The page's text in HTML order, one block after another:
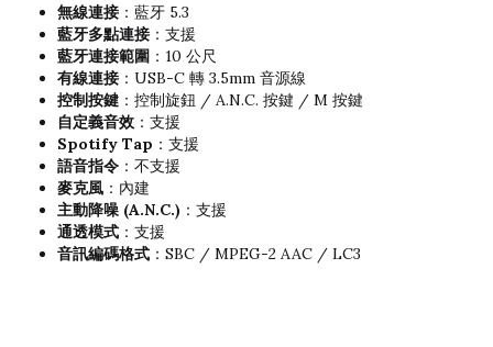
無線連接 ：藍牙 5.3
藍牙多點連接 ：支援
藍牙連接範圍 ：10 公尺
有線連接 ：USB-C 轉 3.5mm 音源線
控制按鍵 ：控制旋鈕 / A.N.C. 按鍵 / M 按鍵
自定義音效 ：支援
Spotify Tap ：支援
語音指令 ：不支援
麥克風 ：內建
主動降噪 (A.N.C.) ：支援
通透模式 ：支援
音訊編碼格式 ：SBC / MPEG-2 AAC / LC3